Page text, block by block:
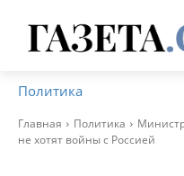
Политика
Главная Политика
не хотят войны с Россией